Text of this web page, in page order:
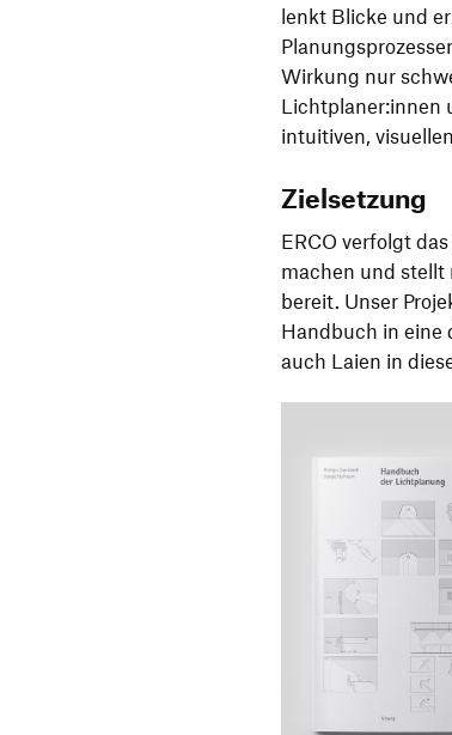
lenkt Blicke und
Wirkung nur
Lichtplaner:innen
intuitiven,
Zielsetzung
ERCO verfolgt
machen und
bereit. Unser
Handbuch in eine
auch Laien in